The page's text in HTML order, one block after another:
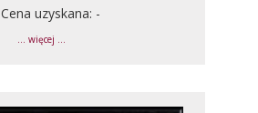
Cena uzyskana: -
... więcej ...